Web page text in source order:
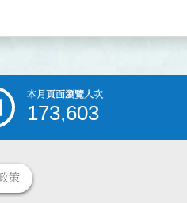
本月頁面瀏覽人次
173,603
策